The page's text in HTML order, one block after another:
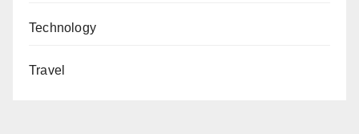
Technology
Travel